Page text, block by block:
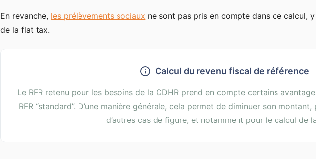
En revanche, les prélèvements sociaux ne sont pas pris en compte dans ce calcul,
de la flat tax.
Calcul du revenu fiscal de référence
Le RFR retenu pour les besoins de la CDHR prend en compte certains
RFR “standard”. D’une manière générale, cela permet de diminuer son
d’autres cas de figure, et notamment pour le calcul de